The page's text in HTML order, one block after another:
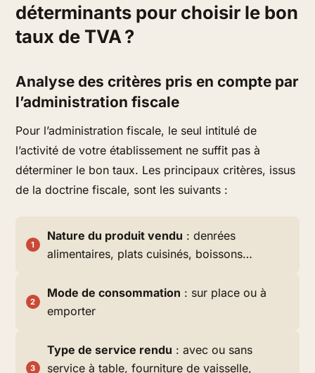
déterminants pour choisir le bon
taux de TVA ?
Analyse des critères pris en compte par
l’administration fiscale
Pour l’administration fiscale, le seul intitulé de
l’activité de votre établissement ne suffit pas à
déterminer le bon taux. Les principaux critères, issus
de la doctrine fiscale, sont les suivants :
Nature du produit vendu : denrées
alimentaires, plats cuisinés, boissons…
Mode de consommation : sur place ou à
emporter
Type de service rendu : avec ou sans
service à table, fourniture de vaisselle,